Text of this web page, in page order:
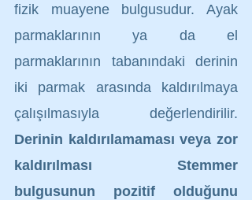
fizik muayene bulgusudur. Ayak
parmaklarının ya da el
parmaklarının tabanındaki derinin
iki parmak arasında kaldırılmaya
Derinin kaldırılamaması veya zor
kaldırılması Stemmer
bulgusunun pozitif olduğunu